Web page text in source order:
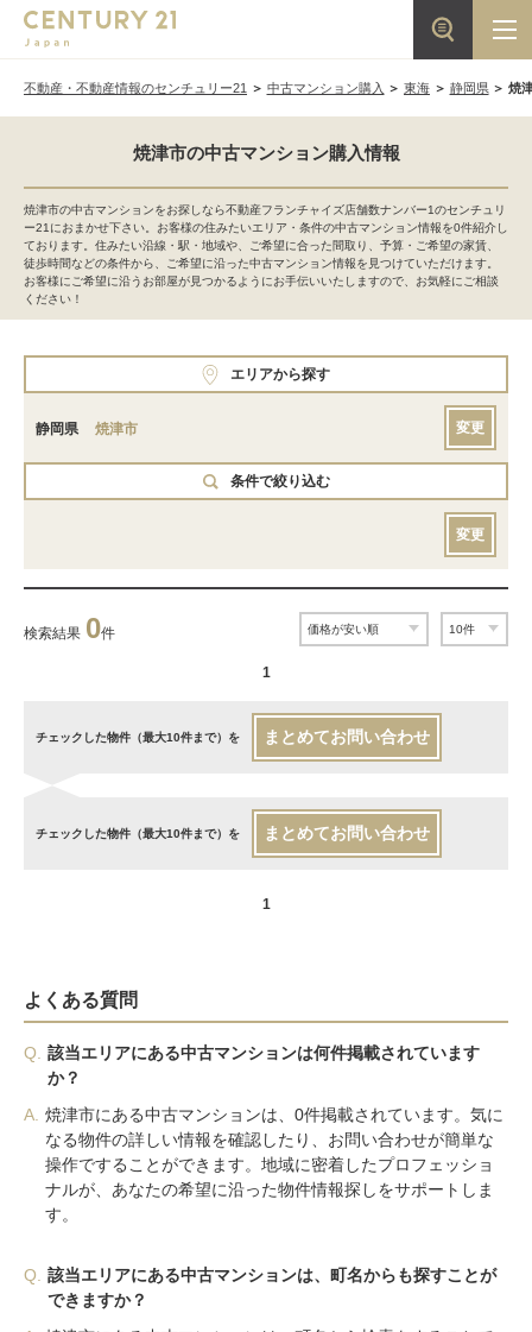
不動産・不動産情報のセンチュリー21 中古マンション購入 東海 静岡県 焼
焼津市の中古マンション購入情報
焼津市の中古マンションをお探しなら不動産フランチャイズ店舗数ナンバー1のセンチュリ
ー21におまかせ下さい。お客様の住みたいエリア・条件の中古マンション情報を0件紹介し
ております。住みたい沿線・駅・地域や、ご希望に合った間取り、予算・ご希望の家賃、
徒歩時間などの条件から、ご希望に沿った中古マンション情報を見つけていただけます。
お客様にご希望に沿うお部屋が見つかるようにお手伝いいたしますので、お気軽にご相談
ください！
エリアから探す
静岡県 焼津市 変更
条件で絞り込む
変更
検索結果 0件
1
チェックした物件（最大10件まで）を まとめてお問い合わせ
チェックした物件（最大10件まで）を まとめてお問い合わせ
1
よくある質問
Q.
該当エリアにある中古マンションは何件掲載されています
か？
A. 焼津市にある中古マンションは、0件掲載されています。気に
なる物件の詳しい情報を確認したり、お問い合わせが簡単な
操作ですることができます。地域に密着したプロフェッショ
ナルが、あなたの希望に沿った物件情報探しをサポートしま
す。
Q.
該当エリアにある中古マンションは、町名からも探すことが
できますか？